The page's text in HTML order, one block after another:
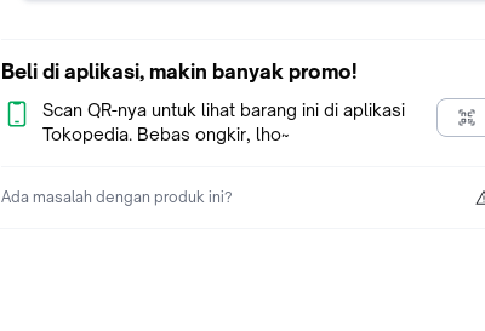
Beli di aplikasi, makin banyak promo!
Scan QR-nya untuk lihat barang ini di aplikasi
Tokopedia. Bebas ongkir, lho~
Ada masalah dengan produk ini?